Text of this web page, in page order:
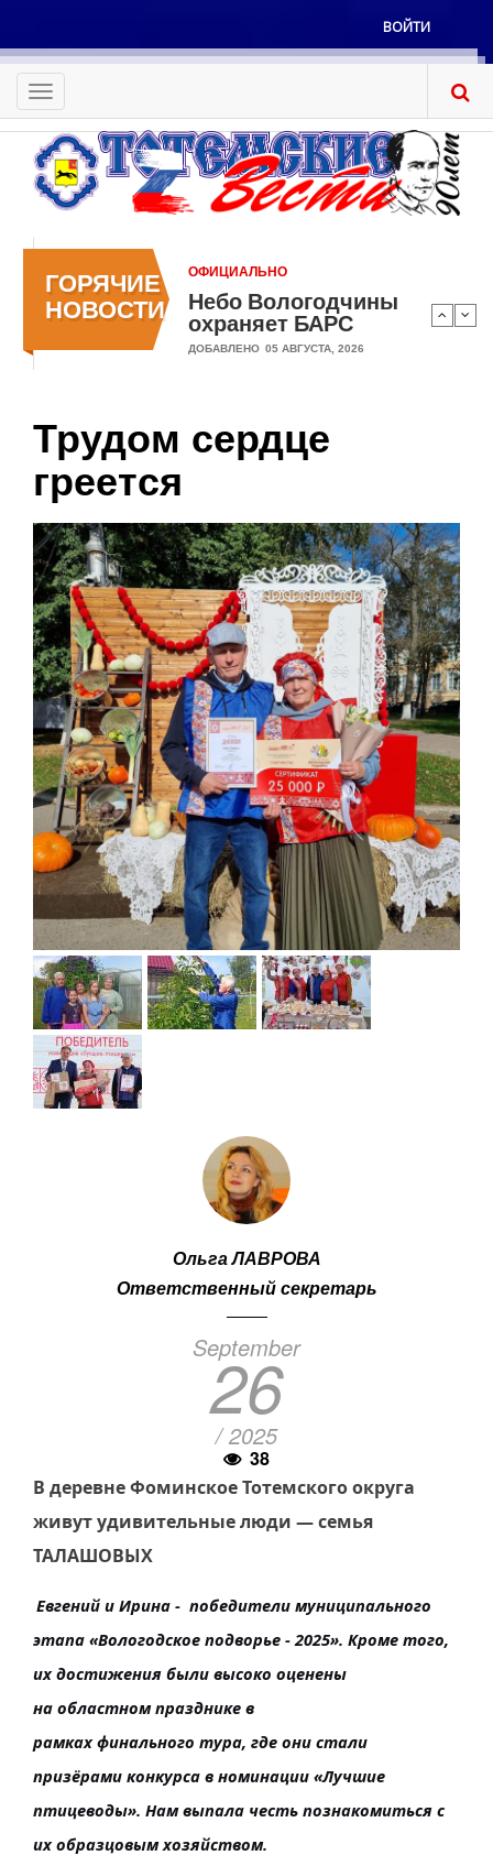
основному
содержанию
Меню
учётной
записи
пользователя
ВОЙТИ
Toggle
navigation
ГОРЯЧИЕ
НОВОСТИ
ОФИЦИАЛЬНО
Небо Вологодчины
охраняет БАРС
ДОБАВЛЕНО 05 АВГУСТА, 2026
Трудом сердце
греется
Ольга ЛАВРОВА
Ответственный секретарь
September
26
/ 2025
38
В деревне Фоминское Тотемского округа
живут удивительные люди — семья
ТАЛАШОВЫХ
Евгений и Ирина - победители муниципального
этапа «Вологодское подворье - 2025». Кроме того,
их достижения были высоко оценены
на областномпразднике в
рамкахфинального тура, где они стали
призёрами конкурса в номинации «Лучшие
птицеводы». Нам выпала честь познакомиться с
их образцовым хозяйством.